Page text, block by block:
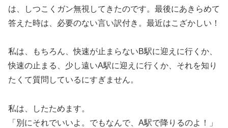
は、しつこくガン無視してきたのです。最後にあきらめて
答えた時は、必要のない言い訳付き。最近はこざかしい！
私は、もちろん、快速が止まらないB駅に迎えに行くか、
快速の止まる、少し遠いA駅に迎えに行くか、それを知り
たくて質問しているにすぎません。
私は、したためます。
「別にそれでいいよ。でもなんで、A駅で降りるのよ！」